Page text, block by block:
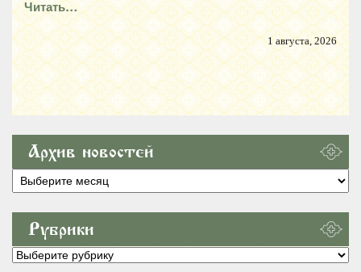
Читать…
1 августа, 2026
Архив новостей
Архив
новостей
Рубрики
Рубрики